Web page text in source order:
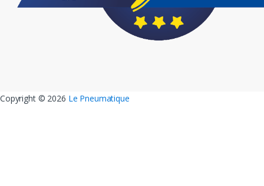
Copyright © 2026 Le Pneumatique